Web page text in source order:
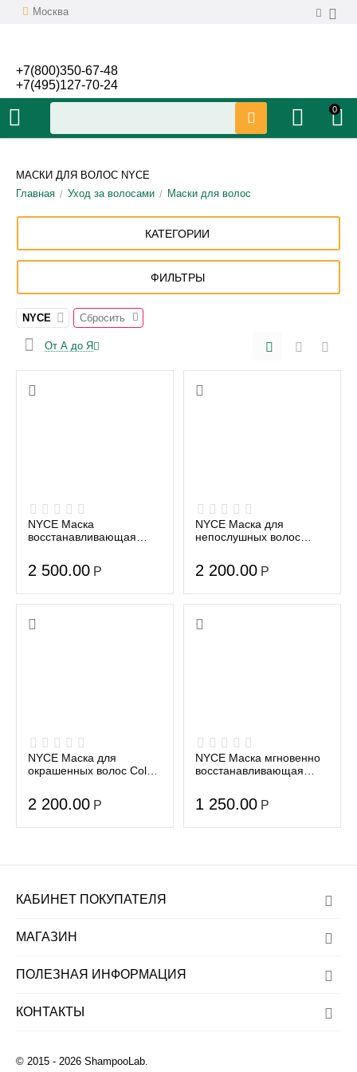
Москва
+7(800)350-67-48
+7(495)127-70-24
0
МАСКИ ДЛЯ ВОЛОС NYCE
Главная / Уход за волосами / Маски для волос
КАТЕГОРИИ
ФИЛЬТРЫ
NYCE Сбросить
От А до Я
NYCE Маска
восстанавливающая
2 500.00 Р
NYCE Маска для
непослушных волос
Therapy
2 200.00 Р
NYCE Маска для
окрашенных волос Color
2 200.00 Р
NYCE Маска мгновенно
восстанавливающая
Instant Mask Ten
Multibe...
1 250.00 Р
КАБИНЕТ ПОКУПАТЕЛЯ
МАГАЗИН
ПОЛЕЗНАЯ ИНФОРМАЦИЯ
КОНТАКТЫ
© 2015 - 2026 ShampooLab.